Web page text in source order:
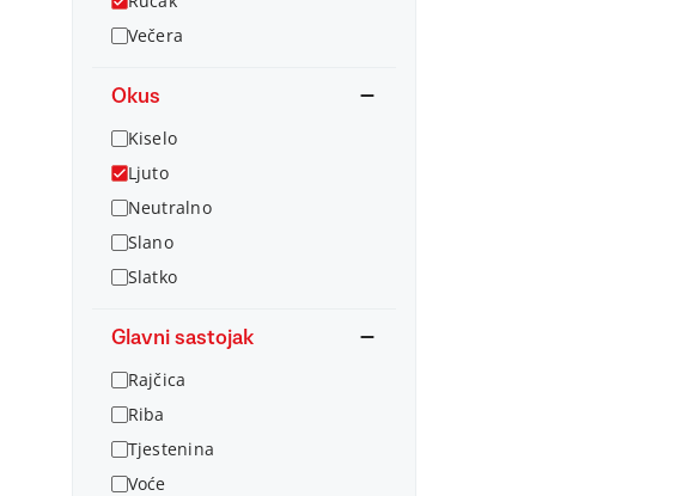
Večera
Okus
Kiselo
Ljuto
Neutralno
Slano
Slatko
Glavni sastojak
Rajčica
Riba
Tjestenina
Voće